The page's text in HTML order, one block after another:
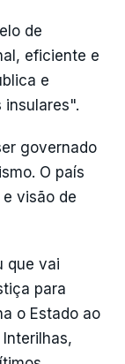
de
eficiente e
e
governado
O país
visão de
que vai
para
o Estado ao